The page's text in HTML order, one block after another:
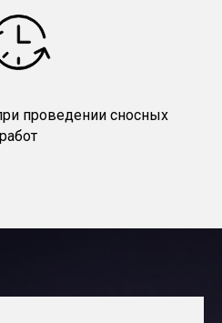
проведении сносных
работ